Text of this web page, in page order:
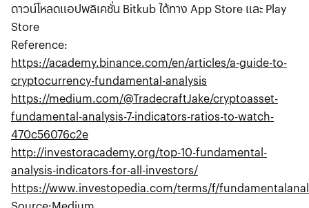
ดาวน์โหลดแอปพลิเคชั่น Bitkub ได้ทาง App Store และ Play
Store
Reference:
https://academy.binance.com/en/articles/a-guide-to-
cryptocurrency-fundamental-analysis
https://medium.com/@TradecraftJake/cryptoasset-
fundamental-analysis-7-indicators-ratios-to-watch-
470c56076c2e
http://investoracademy.org/top-10-fundamental-
analysis-indicators-for-all-investors/
https://www.investopedia.com/terms/f/